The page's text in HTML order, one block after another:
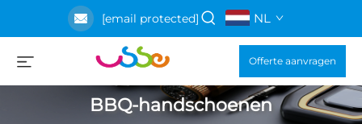
[email protected] NL
Offerte aanvragen
BBQ-handschoenen